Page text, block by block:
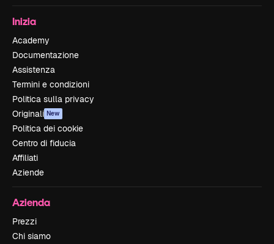
Inizia
Academy
Documentazione
Assistenza
Termini e condizioni
Politica sulla privacy
Originali New
Politica dei cookie
Centro di fiducia
Affiliati
Aziende
Azienda
Prezzi
Chi siamo